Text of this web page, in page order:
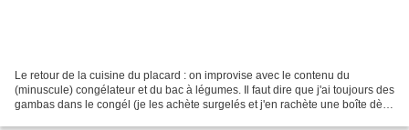
Le retour de la cuisine du placard : on improvise avec le contenu du
(minuscule) congélateur et du bac à légumes. Il faut dire que j'ai toujours des
gambas dans le congél (je les achète surgelés et j'en rachète une boîte dès